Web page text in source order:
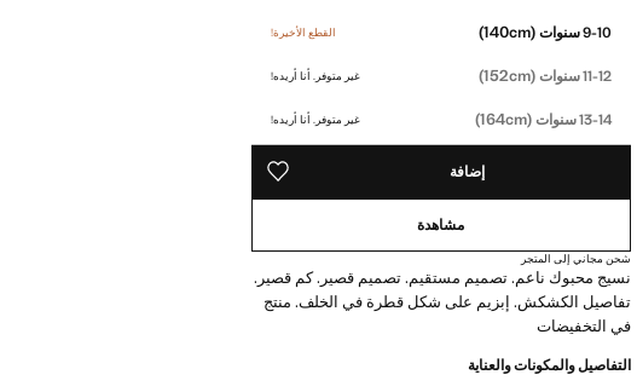
9-10 سنوات (140cm) القطع الأخيرة!
11-12 سنوات (152cm) غير متوفر. أنا أريده!
13-14 سنوات (164cm) غير متوفر. أنا أريده!
إضافة حفظه في قائمة منتجاتك المفضلة
مشاهدة
شحن مجاني إلى المتجر
نسيج محبوك ناعم. تصميم مستقيم. تصميم قصير. كم قصير.
تفاصيل الكشكش. إبزيم على شكل قطرة في الخلف. منتج
في التخفيضات
التفاصيل والمكونات والعناية